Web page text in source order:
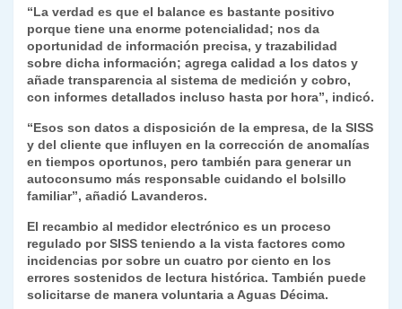
“La verdad es que el balance es bastante positivo
porque tiene una enorme potencialidad; nos da
oportunidad de información precisa, y trazabilidad
sobre dicha información; agrega calidad a los datos y
añade transparencia al sistema de medición y cobro,
con informes detallados incluso hasta por hora”, indicó.
“Esos son datos a disposición de la empresa, de la SISS
y del cliente que influyen en la corrección de anomalías
en tiempos oportunos, pero también para generar un
autoconsumo más responsable cuidando el bolsillo
familiar”, añadió Lavanderos.
El recambio al medidor electrónico es un proceso
regulado por SISS teniendo a la vista factores como
incidencias por sobre un cuatro por ciento en los
errores sostenidos de lectura histórica. También puede
solicitarse de manera voluntaria a Aguas Décima.